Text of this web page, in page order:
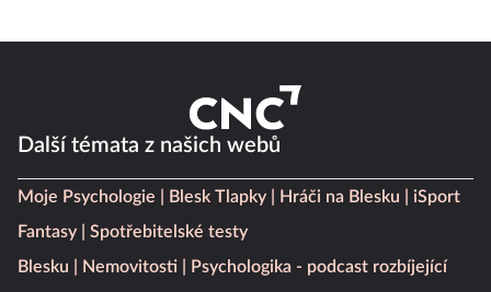
Další témata z našich webů
Moje Psychologie Blesk Tlapky Hráči na Blesku
iSport
Fantasy
Spotřebitelské testy
Blesku
Nemovitosti
Psychologika - podcast rozbíjející